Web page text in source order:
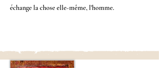
échange la chose elle-même, l’homme.